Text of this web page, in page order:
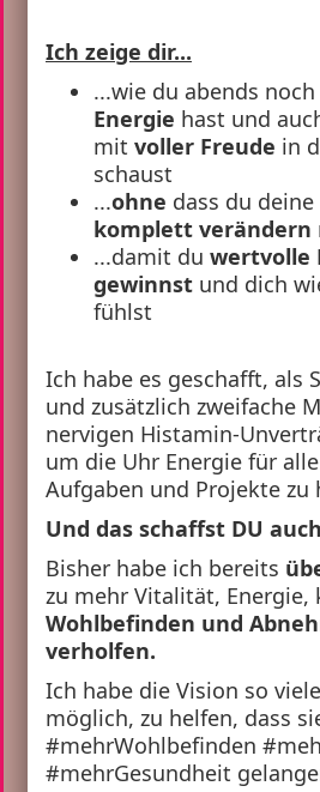
Ich zeige dir...
...wie du abends noch
Energie hast und
mit voller Freude in
schaust
...ohne dass du deine
komplett verändern
...damit du wertvolle
gewinnst und dich
fühlst
Ich habe es geschafft, als
und zusätzlich zweifache
nervigen Histamin-
um die Uhr Energie für
Aufgaben und Projekte zu
Und das schaffst DU
Bisher habe ich bereits
zu mehr Vitalität, Energie,
Wohlbefinden und
verholfen.
Ich habe die Vision so
möglich, zu helfen, dass
#mehrWohlbefinden
#mehrGesundheit